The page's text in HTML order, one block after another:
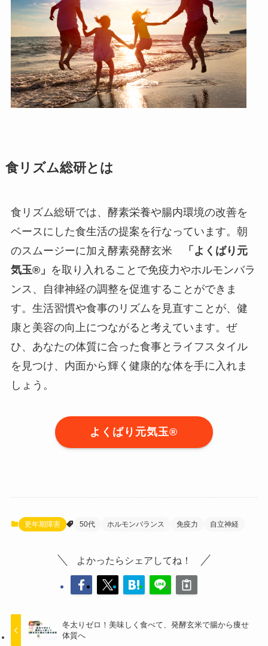
食リズム総研とは
食リズム総研では、酵素栄養や腸内環境の改善を
ベースにした食生活の提案を行なっています。朝
のスムージーに加え酵素発酵玄米
「よくばり元
気玉®︎」 を取り入れることで免疫力やホルモンバラ
ンス、自律神経の調整を促進することができま
す。生活習慣や食事のリズムを見直すことが、健
康と美容の向上につながると考えています。ぜ
ひ、あなたの体質に合った食事とライフスタイル
を見つけ、内面から輝く健康的な体を手に入れま
しょう。
よくばり元気玉®︎
更年期障害 50代 ホルモンバランス 免疫力 自立神経
よかったらシェアしてね！
冬太りゼロ！美味しく食べて、発酵玄米で腸から痩せ
体質へ